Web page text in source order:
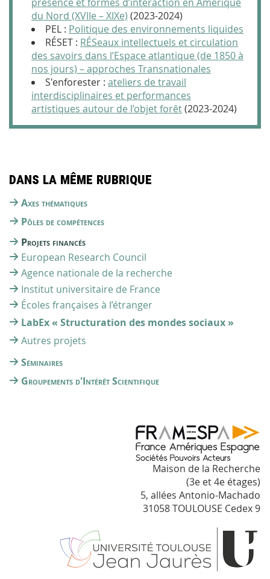
du Nord (XVIIe – XIXe) (2023-2024)
PEL : Politique des environnements liquides
RÉSET : RÉSeaux intellectuels et circulation
des savoirs dans l’Espace atlantique (de 1850 à
nos jours) – approches Transnationales
S'enforester : ateliers de travail
interdisciplinaires et performances
artistiques autour de l’objet forêt(2023-2024)
Dans la même rubrique
Axes thématiques
Pôles de compétences
Projets financés
European Research Council
Agence nationale de la recherche
Institut universitaire de France
Écoles françaises à l’étranger
LabEx « Structuration des mondes sociaux »
Autres projets
Séminaires
Groupements d'Intérêt Scientifique
Maison de la Recherche
(3e et 4e étages)
5, allées Antonio-Machado
31058 TOULOUSE Cedex 9